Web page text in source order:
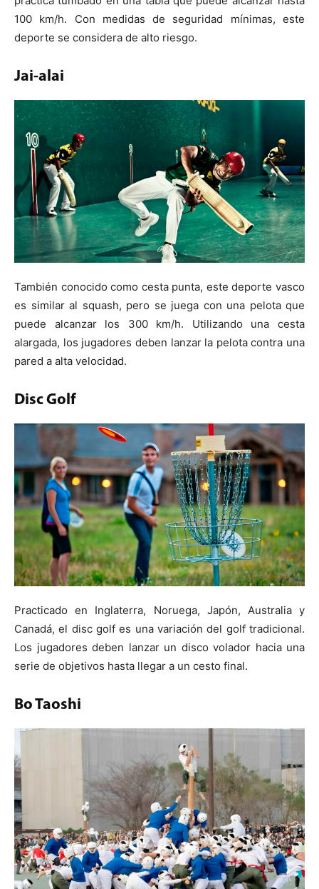
100 km/h. Con medidas de seguridad mínimas, este
deporte se considera de alto riesgo.
Jai-alai
También conocido como cesta punta, este deporte vasco
es similar al squash, pero se juega con una pelota que
puede alcanzar los 300 km/h. Utilizando una cesta
alargada, los jugadores deben lanzar la pelota contra una
pared a alta velocidad.
Disc Golf
Practicado en Inglaterra, Noruega, Japón, Australia y
Canadá, el disc golf es una variación del golf tradicional.
Los jugadores deben lanzar un disco volador hacia una
serie de objetivos hasta llegar a un cesto final.
Bo Taoshi